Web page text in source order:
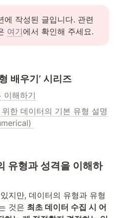
에 작성된 글입니다. 관련
여기에서 확인해 주세요.
배우기’ 시리즈
이해하기
한 데이터의 기본 유형 설명
유형과 성격을 이해하
지만, 데이터의 유형과 유형
것은 최초 데이터 수집 시 어